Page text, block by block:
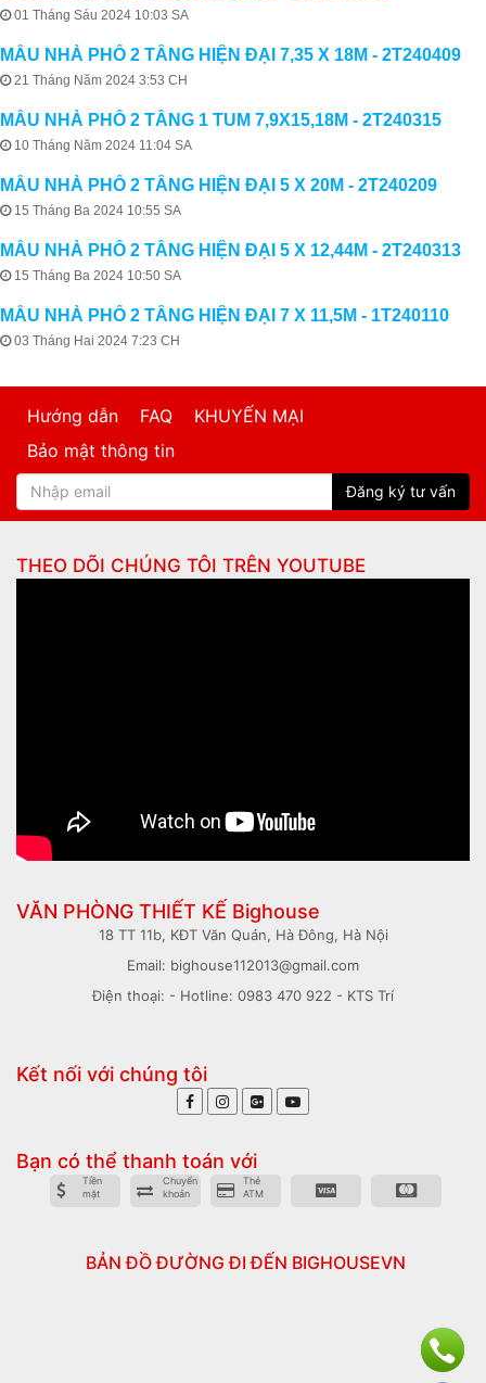
01 Tháng Sáu 2024 10:03 SA
MẪU NHÀ PHỐ 2 TẦNG HIỆN ĐẠI 7,35 X 18M - 2T240409
21 Tháng Năm 2024 3:53 CH
MẪU NHÀ PHỐ 2 TẦNG 1 TUM 7,9X15,18M - 2T240315
10 Tháng Năm 2024 11:04 SA
MẪU NHÀ PHỐ 2 TẦNG HIỆN ĐẠI 5 X 20M - 2T240209
15 Tháng Ba 2024 10:55 SA
MẪU NHÀ PHỐ 2 TẦNG HIỆN ĐẠI 5 X 12,44M - 2T240313
15 Tháng Ba 2024 10:50 SA
MẪU NHÀ PHỐ 2 TẦNG HIỆN ĐẠI 7 X 11,5M - 1T240110
03 Tháng Hai 2024 7:23 CH
Hướng dẫn FAQ
KHUYẾN MẠI
Bảo mật thông tin
Đăng ký tư vấn
THEO DÕI CHÚNG TÔI TRÊN YOUTUBE
VĂN PHÒNG THIẾT KẾ Bighouse
18 TT 11b, KĐT Văn Quán, Hà Đông, Hà Nội
Email: bighouse112013@gmail.com
Điện thoại: - Hotline: 0983 470 922 - KTS Trí
Kết nối với chúng tôi
Bạn có thể thanh toán với
Tiền
mặt
Chuyển
khoản
Thẻ
ATM
BẢN ĐỒ ĐƯỜNG ĐI ĐẾN BIGHOUSEVN